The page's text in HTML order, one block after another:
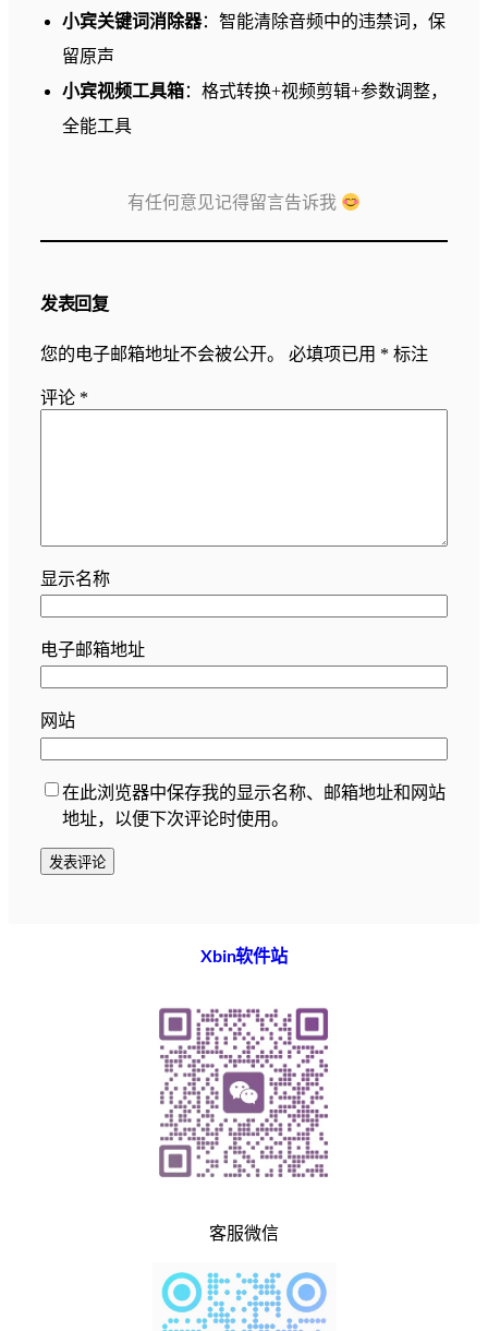
小宾关键词消除器：智能清除音频中的违禁词，保
留原声
小宾视频工具箱：格式转换+视频剪辑+参数调整，
全能工具
有任何意见记得留言告诉我
发表回复
您的电子邮箱地址不会被公开。 必填项已用 * 标注
评论 *
显示名称
电子邮箱地址
网站
在此浏览器中保存我的显示名称、邮箱地址和网站
地址，以便下次评论时使用。
Xbin软件站
客服微信